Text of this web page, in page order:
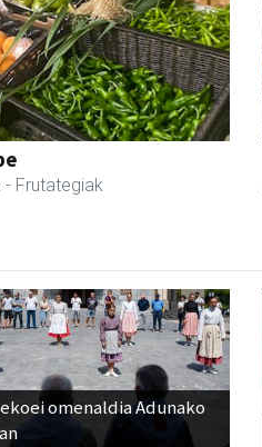
- Frutategiak
omenaldia Adunako